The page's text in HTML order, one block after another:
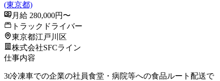
(東京都)
月給 280,000円〜
トラックドライバー
東京都江戸川区
株式会社SFCライン
仕事内容
3t冷凍車での企業の社員食堂・病院等への食品ルート配送で